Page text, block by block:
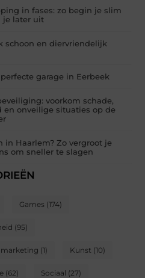
in fases: zo begin je slim
je later uit
schoon en diervriendelijk
garage in Eerbeek
voorkom schade,
en onveilige situaties op de
in Haarlem? Zo vergroot je
om sneller te slagen
Games (174)
(95)
(1) Kunst (10)
(62) Sociaal (27)